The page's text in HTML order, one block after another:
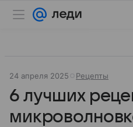
24 апреля 2025 Рецепты
6 лучших